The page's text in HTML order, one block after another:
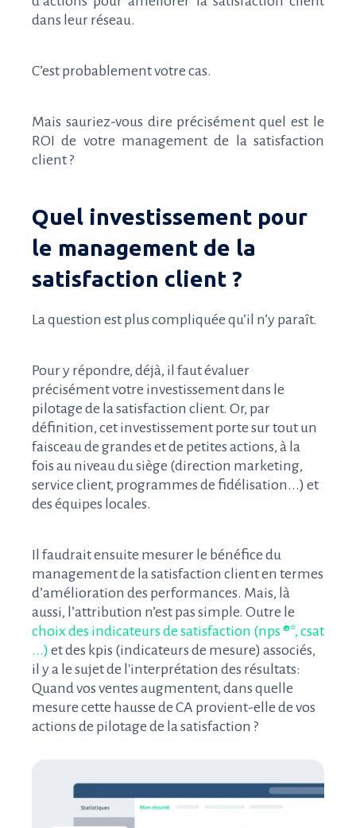
dans leur réseau.
C’est probablement votre cas.
Mais sauriez-vous dire précisément quel est le
ROI de votre management de la satisfaction
client ?
Quel investissement pour
le management de la
satisfaction client ?
La question est plus compliquée qu’il n’y paraît.
Pour y répondre, déjà, il faut évaluer
précisément votre investissement dans le
pilotage de la satisfaction client. Or, par
définition, cet investissement porte sur tout un
faisceau de grandes et de petites actions, à la
fois au niveau du siège (direction marketing,
service client, programmes de fidélisation...) et
des équipes locales.
Il faudrait ensuite mesurer le bénéfice du
management de la satisfaction client en termes
d’amélioration des performances. Mais, là
aussi, l’attribution n’est pas simple. Outre le
choix des indicateurs de satisfaction (nps ®*, csat
...) et des kpis (indicateurs de mesure) associés,
il y a le sujet de l'interprétation des résultats:
Quand vos ventes augmentent, dans quelle
mesure cette hausse de CA provient-elle de vos
actions de pilotage de la satisfaction ?